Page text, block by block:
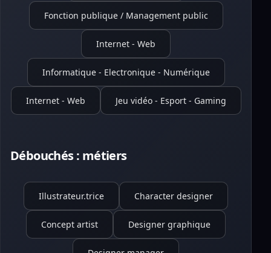
Fonction publique / Management public
Internet - Web
Informatique - Electronique - Numérique
Internet - Web Jeu vidéo - Esport - Gaming
Débouchés : métiers
Illustrateur.trice Character designer
Concept artist Designer graphique